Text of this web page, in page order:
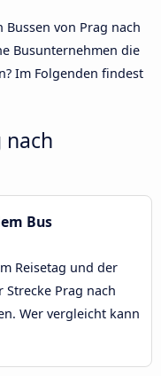
Bussen von Prag nach
Busunternehmen die
Im Folgenden findest
nach
Bus
Reisetag und der
Prag nach
Wer vergleicht kann